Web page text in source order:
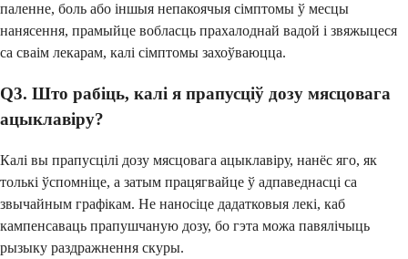
паленне, боль або іншыя непакоячыя сімптомы ў месцы
нанясення, прамыйце вобласць прахалоднай вадой і звяжыцеся
са сваім лекарам, калі сімптомы захоўваюцца.
Q3. Што рабіць, калі я прапусціў дозу мясцовага
ацыклавіру?
Калі вы прапусцілі дозу мясцовага ацыклавіру, нанёс яго, як
толькі ўспомніце, а затым працягвайце ў адпаведнасці са
звычайным графікам. Не наносіце дадатковыя лекі, каб
кампенсаваць прапушчаную дозу, бо гэта можа павялічыць
рызыку раздражнення скуры.